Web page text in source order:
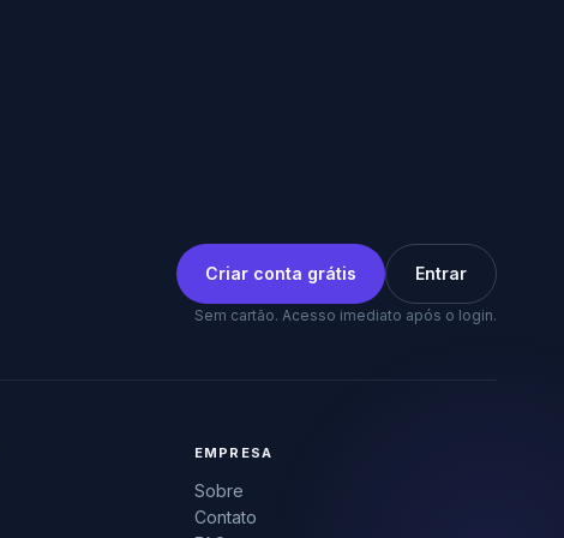
Criar conta grátis Entrar
Sem cartão. Acesso imediato após o login.
EMPRESA
Sobre
Contato